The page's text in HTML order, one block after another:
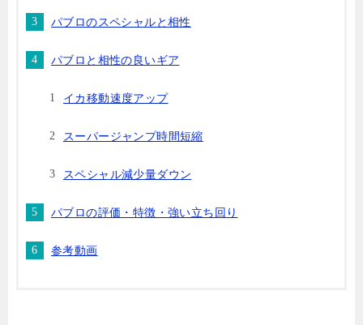
パブロのスペシャルと相性
パブロと相性の良いギア
イカ移動速度アップ
スーパージャンプ時間短縮
スペシャル減少量ダウン
パブロの評価・特徴・強い立ち回り
参考動画